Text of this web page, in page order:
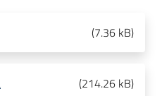
(7.36 kB)
(214.26 kB)